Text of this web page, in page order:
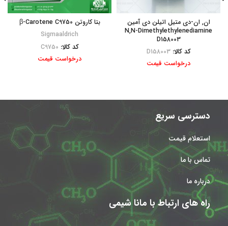
ان, ان-دی متیل اتیلن دی آمین
N,N-Dimethylethylenediamine
D158003
کد کالا:D158003
درخواست قیمت
بتا کاروتن β-Carotene C9750
Sigmaaldrich
کد کالا: C9750
درخواست قیمت
دسترسی سریع
استعلام قیمت
تماس با ما
درباره ما
راه های ارتباط با مانا شیمی